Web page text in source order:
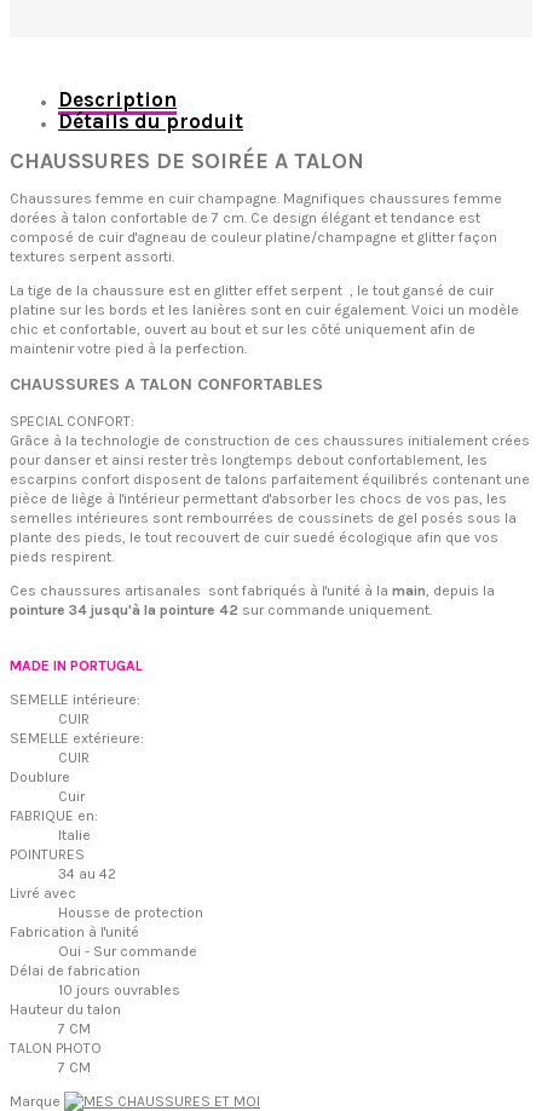
Description
Détails du produit
CHAUSSURES DE SOIRÉE A TALON
Chaussures femme en cuir champagne . Magnifiques chaussures femme
dorées à talon confortable de 7 cm . Ce design élégant et tendance est
composé de cuir d'agneau de couleur platine/champagne et glitter façon
textures serpent assorti.
La tige de la chaussure est en glitter effet serpent , le tout gansé de cuir
platine sur les bords et les lanières sont en cuir également. Voici un modèle
chic et confortable, ouvert au bout et sur les côté uniquement afin de
maintenir votre pied à la perfection.
CHAUSSURES A TALON CONFORTABLES
SPECIAL CONFORT:
Grâce à la technologie de construction de ces chaussures initialement crées
pour danser et ainsi rester très longtemps debout confortablement, les
escarpins confort disposent de talons parfaitement équilibrés contenant une
pièce de liège à l'intérieur permettant d'absorber les chocs de vos pas, les
semelles intérieures sont rembourrées de coussinets de gel posés sous la
plante des pieds, le tout recouvert de cuir suedé écologique afin que vos
pieds respirent.
Ces chaussures artisanales sont fabriqués à l'unité à la main , depuis la
pointure 34 jusqu'à la pointure 42 sur commande uniquement.
MADE IN PORTUGAL
SEMELLE intérieure:
CUIR
SEMELLE extérieure:
CUIR
Doublure
Cuir
FABRIQUE en:
Italie
POINTURES
34 au 42
Livré avec
Housse de protection
Fabrication à l'unité
Oui - Sur commande
Délai de fabrication
10 jours ouvrables
Hauteur du talon
7 CM
TALON PHOTO
7 CM
Marque